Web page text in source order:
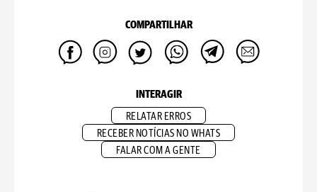
COMPARTILHAR
INTERAGIR
RELATAR ERROS
RECEBER NOTÍCIAS NO WHATS
FALAR COM A GENTE